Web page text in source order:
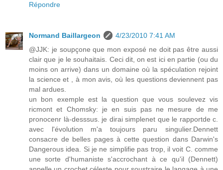
Répondre
Normand Baillargeon
4/23/2010 7:41 AM
@JJK: je soupçone que mon exposé ne doit pas être aussi
clair que je le souhaitais. Ceci dit, on est ici en partie (ou du
moins on arrive) dans un domaine où la spéculation rejoint
la science et , à mon avis, où les questions deviennent pas
mal ardues.
un bon exemple est la question que vous soulevez vis
ricmont et Chomsky: je en suis pas ne mesure de me
pronocenr là-desssus. je dirai simplenet que le rapportde c.
avec l'évolution m'a toujours paru singulier.Dennett
consacre de belles pages à cette question dans Darwin's
Dangerous idea. Si je ne simplifie pas trop, il voit C. comme
une sorte d'humaniste s'accrochant à ce qu'il (Dennett)